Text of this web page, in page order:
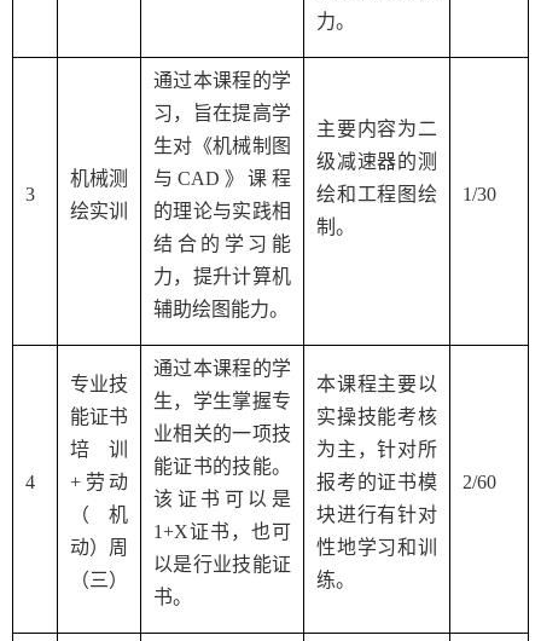
力。
3
机械测
绘实训
通过本课程的学
习，旨在提高学
生对《机械制图
与 CAD 》课程
的理论与实践相
结合的学习能
力，提升计算机
辅助绘图能力。
主要内容为二
级减速器的测
绘和工程图绘
制。
1/30
4
专业技
能证书
培训
+ 劳动
（机
动）周
（三）
通过本课程的学
生，学生掌握专
业相关的一项技
能证书的技能。
该证书可以是
1+X证书，也可
以是行业技能证
书。
本课程主要以
实操技能考核
为主，针对所
报考的证书模
块进行有针对
性地学习和训
练。
2/60